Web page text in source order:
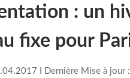
: un
fixe pour
I Dernière Mise à jour :